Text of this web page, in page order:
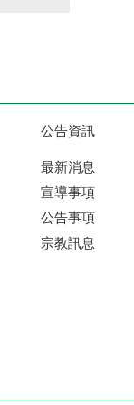
公告資訊
最新消息
宣導事項
公告事項
宗教訊息